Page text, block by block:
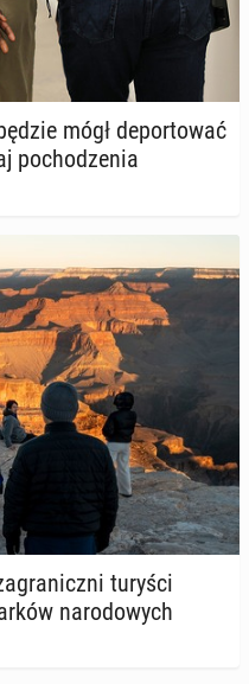
mógł de­por­to­wać
po­cho­dze­nia
turyści
na­ro­do­wych